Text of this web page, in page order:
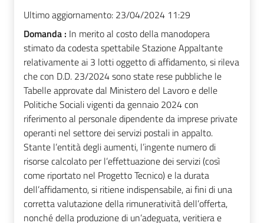
Ultimo aggiornamento: 23/04/2024 11:29
Domanda : In merito al costo della manodopera
stimato da codesta spettabile Stazione Appaltante
relativamente ai 3 lotti oggetto di affidamento, si rileva
che con D.D. 23/2024 sono state rese pubbliche le
Tabelle approvate dal Ministero del Lavoro e delle
Politiche Sociali vigenti da gennaio 2024 con
riferimento al personale dipendente da imprese private
operanti nel settore dei servizi postali in appalto.
Stante l’entità degli aumenti, l’ingente numero di
risorse calcolato per l’effettuazione dei servizi (così
come riportato nel Progetto Tecnico) e la durata
dell’affidamento, si ritiene indispensabile, ai fini di una
corretta valutazione della rimuneratività dell’offerta,
nonché della produzione di un’adeguata, veritiera e